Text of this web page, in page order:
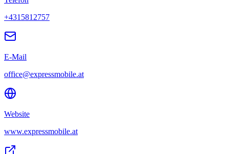
+4315812757
E-Mail
office@expressmobile.at
Website
www.expressmobile.at